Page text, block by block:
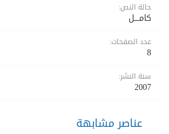
حالة النص:
كامــــل
عدد الصفحات:
8
سنة النشر:
2007
عناصر مشابهة